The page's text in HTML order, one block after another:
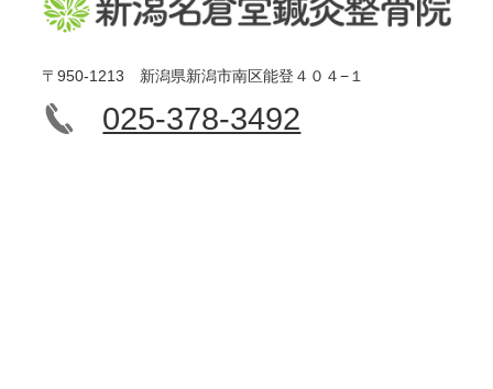
〒950-1213 新潟県新潟市南区能登４０４−１
025-378-3492